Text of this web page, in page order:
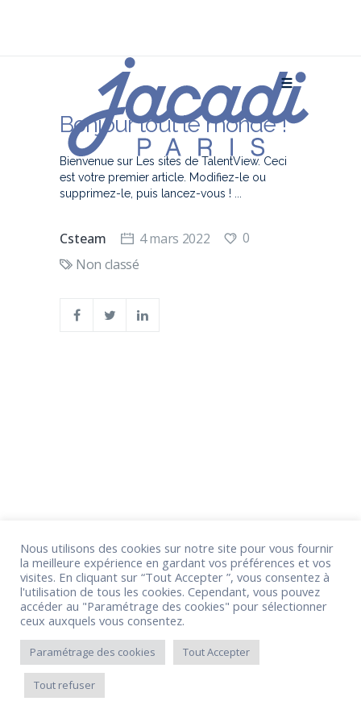
Bonjour tout le monde !
Bienvenue sur Les sites de TalentView. Ceci
est votre premier article. Modifiez-le ou
supprimez-le, puis lancez-vous !
Csteam 4 mars 2022
0
Non classé
Nous utilisons des cookies sur notre site pour vous fournir
la meilleure expérience en gardant vos préférences et vos
visites. En cliquant sur “Tout Accepter ”, vous consentez à
l'utilisation de tous les cookies. Cependant, vous pouvez
accéder au "Paramétrage des cookies" pour sélectionner
ceux auxquels vous consentez.
Paramétrage des cookies Tout Accepter
Tout refuser